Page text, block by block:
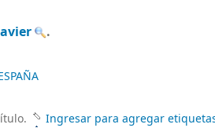
.
Ingresar para agregar